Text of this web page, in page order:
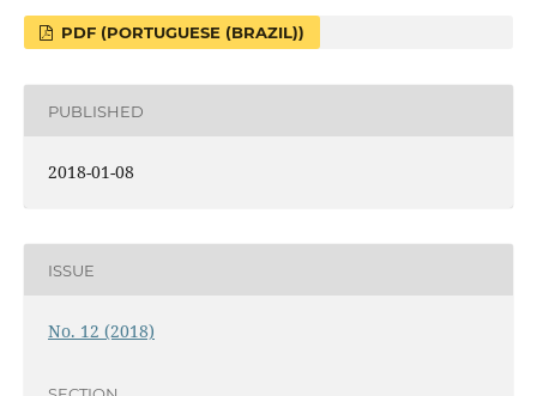
PDF (PORTUGUESE (BRAZIL))
PUBLISHED
2018-01-08
ISSUE
No. 12 (2018)